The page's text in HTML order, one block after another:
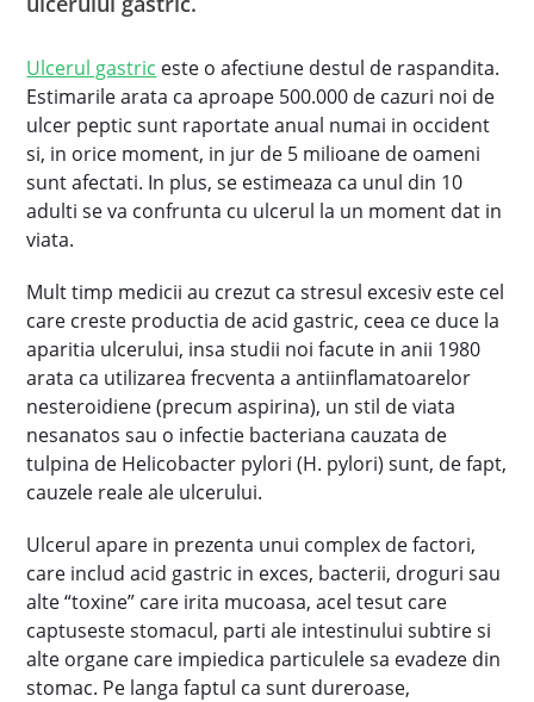
Ulcerul gastric este o afectiune destul de raspandita.
Estimarile arata ca aproape 500.000 de cazuri noi de
ulcer peptic sunt raportate anual numai in occident
si, in orice moment, in jur de 5 milioane de oameni
sunt afectati. In plus, se estimeaza ca unul din 10
adulti se va confrunta cu ulcerul la un moment dat in
viata.
Mult timp medicii au crezut ca stresul excesiv este cel
care creste productia de acid gastric, ceea ce duce la
aparitia ulcerului, insa studii noi facute in anii 1980
arata ca utilizarea frecventa a antiinflamatoarelor
nesteroidiene (precum aspirina), un stil de viata
nesanatos sau o infectie bacteriana cauzata de
tulpina de Helicobacter pylori (H. pylori) sunt, de fapt,
cauzele reale ale ulcerului.
Ulcerul apare in prezenta unui complex de factori,
care includ acid gastric in exces, bacterii, droguri sau
alte “toxine” care irita mucoasa, acel tesut care
captuseste stomacul, parti ale intestinului subtire si
alte organe care impiedica particulele sa evadeze din
stomac. Pe langa faptul ca sunt dureroase,